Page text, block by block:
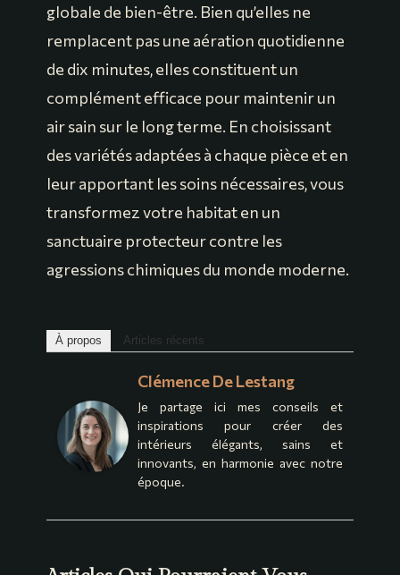
globale de bien-être. Bien qu’elles ne
remplacent pas une aération quotidienne
de dix minutes, elles constituent un
complément efficace pour maintenir un
air sain sur le long terme. En choisissant
des variétés adaptées à chaque pièce et en
leur apportant les soins nécessaires, vous
transformez votre habitat en un
sanctuaire protecteur contre les
agressions chimiques du monde moderne.
À propos Articles récents
Clémence De Lestang
Je partage ici mes conseils et
inspirations pour créer des
intérieurs élégants, sains et
innovants, en harmonie avec notre
époque.